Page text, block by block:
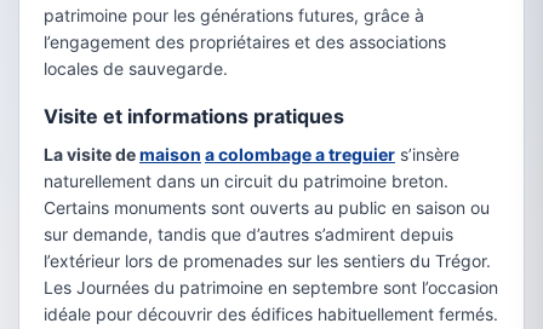
patrimoine pour les générations futures, grâce à
l’engagement des propriétaires et des associations
locales de sauvegarde.
Visite et informations pratiques
La visite demaison a colombage a treguier s’insère
naturellement dans un circuit du patrimoine breton.
Certains monuments sont ouverts au public en saison ou
sur demande, tandis que d’autres s’admirent depuis
l’extérieur lors de promenades sur les sentiers du Trégor.
Les Journées du patrimoine en septembre sont l’occasion
idéale pour découvrir des édifices habituellement fermés.